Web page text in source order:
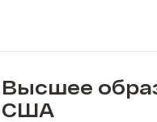
Высшее
США